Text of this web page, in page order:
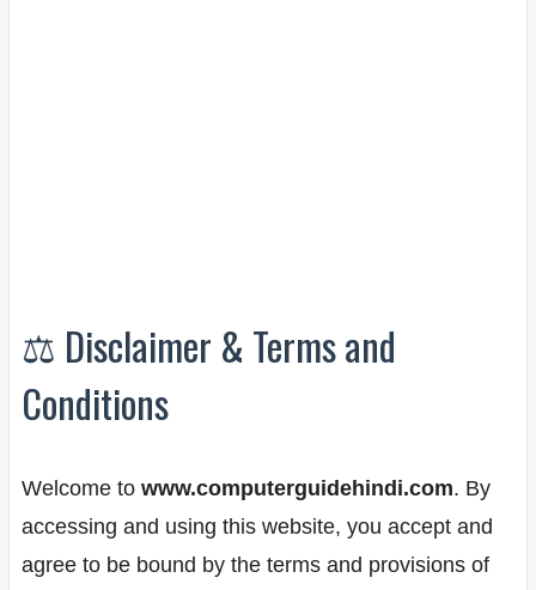
⚖️ Disclaimer & Terms and
Conditions
Welcome to www.computerguidehindi.com. By
accessing and using this website, you accept and
agree to be bound by the terms and provisions of